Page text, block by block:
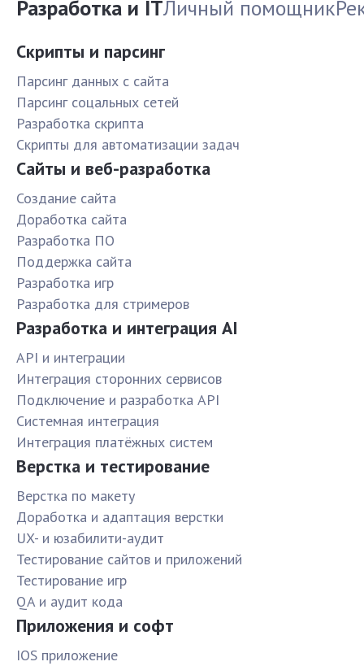
Разработка и ITЛичный помощник
Скрипты и парсинг
Парсинг данных с сайта
Парсинг соцальных сетей
Разработка скрипта
Скрипты для автоматизации задач
Сайты и веб-разработка
Создание сайта
Доработка сайта
Разработка ПО
Поддержка сайта
Разработка игр
Разработка для стримеров
Разработка и интеграция AI
API и интеграции
Интеграция сторонних сервисов
Подключение и разработка API
Системная интеграция
Интеграция платёжных систем
Верстка и тестирование
Верстка по макету
Доработка и адаптация верстки
UX- и юзабилити-аудит
Тестирование сайтов и приложений
Тестирование игр
QA и аудит кода
Приложения и софт
IOS приложение